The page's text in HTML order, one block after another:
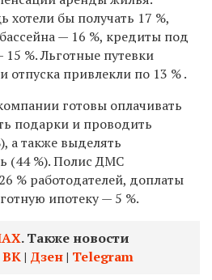
бы получать 17 %,
— 16 %, кредиты под
%. Льготные путевки
привлекли по 13 % .
готовы оплачивать
подарки и проводить
а также выделять
(44 %). Полис ДМС
% работодателей, доплаты
ипотеку — 5 %.
. Также новости
ВК| Дзен| Telegram